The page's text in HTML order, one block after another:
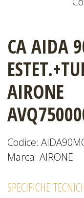
EVENTI
NEWS
CA AIDA
AIRONE
Codice:
Marca: AIRONE
SPECIFICHE